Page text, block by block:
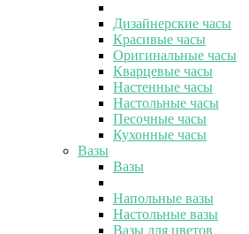
Дизайнерские часы
Красивые часы
Оригинальные часы
Кварцевые часы
Настенные часы
Настольные часы
Песочные часы
Кухонные часы
Вазы
Вазы
Напольные вазы
Настольные вазы
Вазы для цветов